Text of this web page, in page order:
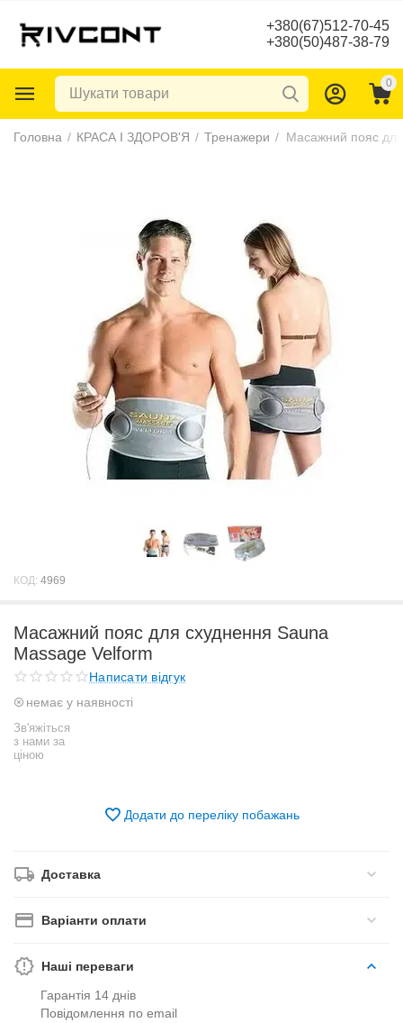
+380(67)512-70-45
+380(50)487-38-79
0
Головна / КРАСА І ЗДОРОВ'Я / Тренажери /
КОД: 4969
Масажний пояс для схуднення Sauna
Massage Velform
Написати відгук
немає у наявності
Зв'яжіться
з нами за
ціною
Додати до переліку побажань
Доставка
Варіанти оплати
Наші переваги
Гарантія 14 днів
Повідомлення по email